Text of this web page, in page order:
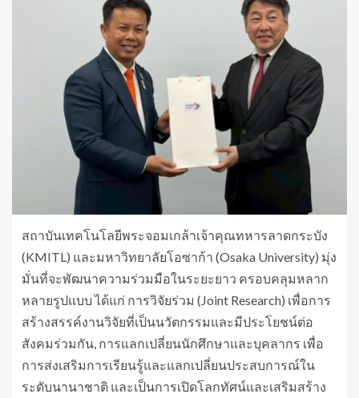
สถาบันเทคโนโลยีพระจอมเกล้าเจ้าคุณทหารลาดกระบัง
(KMITL) และมหาวิทยาลัยโอซาก้า (Osaka University) มุ่ง
มั่นที่จะพัฒนาความร่วมมือในระยะยาว ครอบคลุมหลาก
หลายรูปแบบ ได้แก่ การวิจัยร่วม (Joint Research) เพื่อการ
สร้างสรรค์งานวิจัยที่เป็นนวัตกรรมและมีประโยชน์ต่อ
สังคมร่วมกัน, การแลกเปลี่ยนนักศึกษาและบุคลากร เพื่อ
การส่งเสริมการเรียนรู้และแลกเปลี่ยนประสบการณ์ใน
ระดับนานาชาติ และเป็นการเปิดโลกทัศน์และเสริมสร้าง